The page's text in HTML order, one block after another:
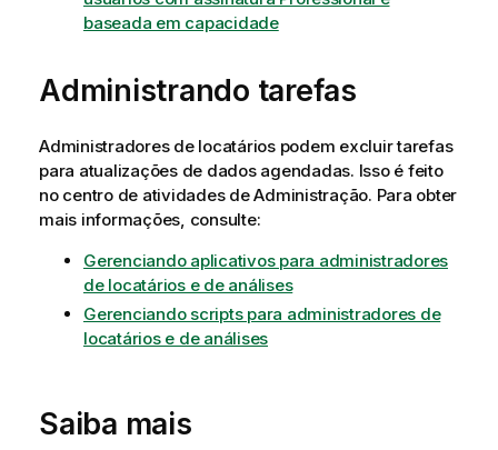
baseada em capacidade
Administrando tarefas
Administradores de locatáriospodem excluir tarefas
para atualizações de dados agendadas. Isso é feito
no centro de atividades deAdministração. Para obter
mais informações, consulte:
Gerenciando aplicativos para administradores
de locatários e de análises
Gerenciando scripts para administradores de
locatários e de análises
Saiba mais